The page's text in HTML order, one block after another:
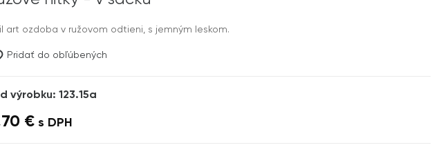
art ozdoba v ružovom odtieni, s jemným leskom.
Pridať do obľúbených
výrobku: 123.15a
€ s DPH